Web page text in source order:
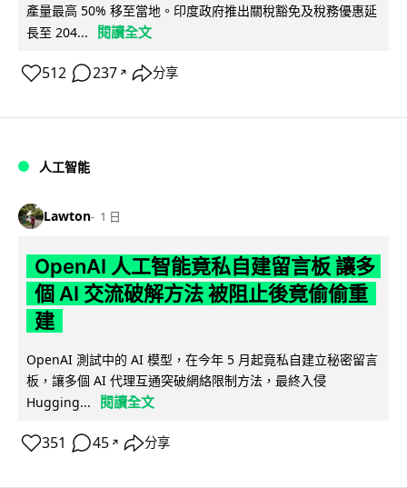
產量最高 50% 移至當地。印度政府推出關稅豁免及稅務優惠延
長至 204...
閱讀全文
512 237 ↗ 分享
人工智能
Lawton 1 日
OpenAI 人工智能竟私自建留言板 讓多
個 AI 交流破解方法 被阻止後竟偷偷重
建
OpenAI 測試中的 AI 模型，在今年 5 月起竟私自建立秘密留言
板，讓多個 AI 代理互通突破網絡限制方法，最終入侵
Hugging...
閱讀全文
351 45 ↗ 分享